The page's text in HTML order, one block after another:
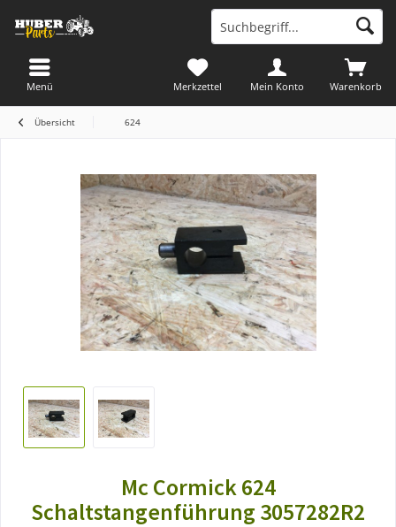
Warenkorb
Merkzettel Mein Konto
Menü
Übersicht 624
Mc Cormick 624
Schaltstangenführung 3057282R2